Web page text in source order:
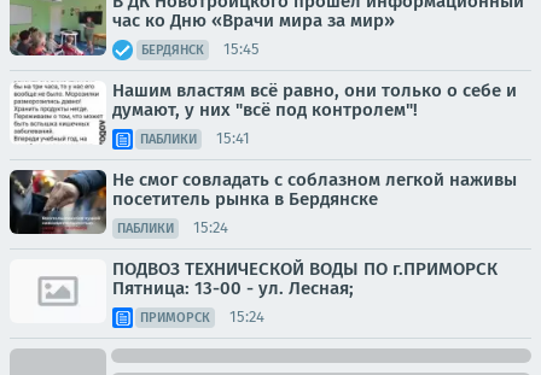
час ко Дню «Врачи мира за мир»
БЕРДЯНСК 15:45
Нашим властям всё равно, они только о себе и
думают, у них "всё под контролем"!
ПАБЛИКИ 15:41
Не смог совладать с соблазном легкой наживы
посетитель рынка в Бердянске
ПАБЛИКИ 15:24
ПОДВОЗ ТЕХНИЧЕСКОЙ ВОДЫ ПО г.ПРИМОРСК
Пятница: 13-00 - ул. Лесная;
ПРИМОРСК 15:24